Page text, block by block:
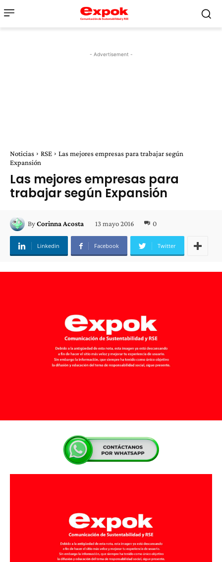
- Advertisement -
Noticias RSE
Las mejores empresas para trabajar según
Expansión
Las mejores empresas para
trabajar según Expansión
ByCorinna Acosta 13 mayo 2016 0
Linkedin Facebook Twitter